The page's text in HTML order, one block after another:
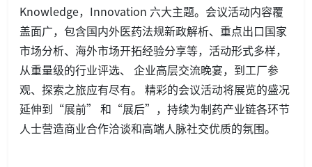
Knowledge，Innovation 六大主题。会议活动内容覆
盖面广，包含国内外医药法规新政解析、重点出口国家
市场分析、海外市场开拓经验分享等，活动形式多样，
从重量级的行业评选、 企业高层交流晚宴，到工厂参
观、探索之旅应有尽有。 精彩的会议活动将展览的盛况
延伸到“展前” 和“展后”，持续为制药产业链各环节
人士营造商业合作洽谈和高端人脉社交优质的氛围。